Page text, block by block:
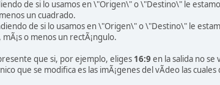
de si lo usamos en \"Origen\" o \"Destino\" le
un cuadrado.
de si lo usamos en \"Origen\" o \"Destino\" le
mÃ¡s o menos un rectÃ¡ngulo.
que si, por ejemplo, eliges 16:9 en la salida no se
que se modifica es las imÃ¡genes del vÃ­deo las